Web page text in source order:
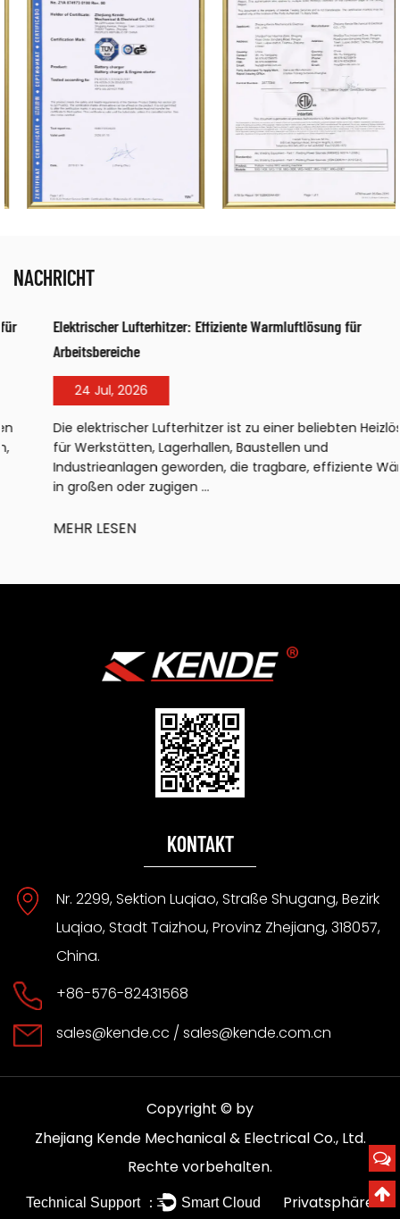
NACHRICHT
Elektrischer Lufterhitzer: Effiziente Warmluftlösung für
Arbeitsbereiche
24 Jul, 2026
Die elektrischer Lufterhitzer ist zu einer beliebten Heizlösung
für Werkstätten, Lagerhallen, Baustellen und
Industrieanlagen geworden, die tragbare, effiziente Wärme
in großen oder zugigen ...
MEHR LESEN
KONTAKT
Nr. 2299, Sektion Luqiao, Straße Shugang, Bezirk
Luqiao, Stadt Taizhou, Provinz Zhejiang, 318057,
China.
+86-576-82431568
sales@kende.cc / sales@kende.com.cn
Copyright © by
Zhejiang Kende Mechanical & Electrical Co., Ltd.
Rechte vorbehalten.
Technical Support ： Smart Cloud Privatsphäre